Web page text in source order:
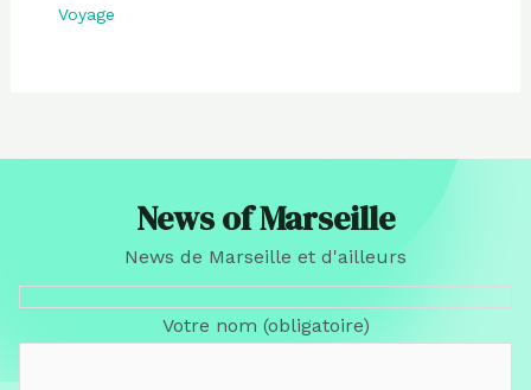
Voyage
News of Marseille
News de Marseille et d'ailleurs
Votre nom (obligatoire)